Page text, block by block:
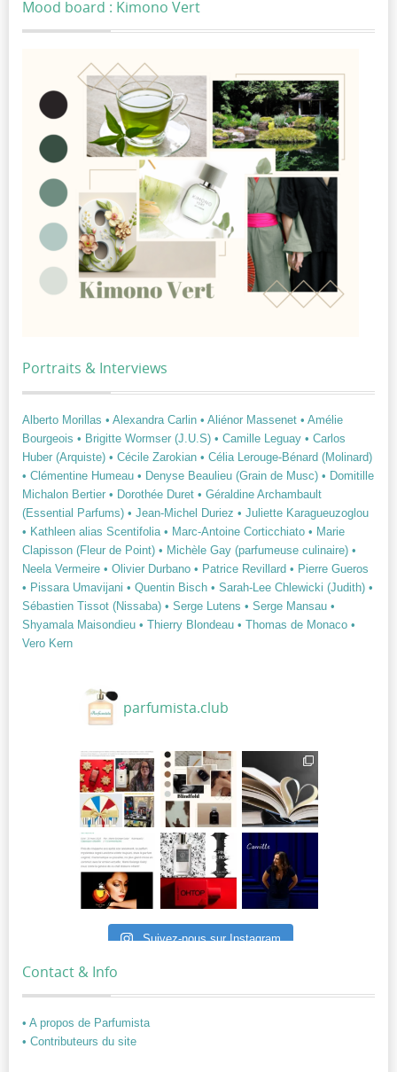
Mood board : Kimono Vert
Portraits & Interviews
Alberto Morillas • Alexandra Carlin • Aliénor Massenet • Amélie
Bourgeois • Brigitte Wormser (J.U.S) • Camille Leguay • Carlos
Huber (Arquiste) • Cécile Zarokian • Célia Lerouge-Bénard (Molinard)
• Clémentine Humeau • Denyse Beaulieu (Grain de Musc) • Domitille
Michalon Bertier • Dorothée Duret • Géraldine Archambault
(Essential Parfums) • Jean-Michel Duriez • Juliette Karagueuzoglou
• Kathleen alias Scentifolia • Marc-Antoine Corticchiato • Marie
Clapisson (Fleur de Point) • Michèle Gay (parfumeuse culinaire) •
Neela Vermeire • Olivier Durbano • Patrice Revillard • Pierre Gueros
• Pissara Umavijani • Quentin Bisch • Sarah-Lee Chlewicki (Judith) •
Sébastien Tissot (Nissaba) • Serge Lutens • Serge Mansau •
Shyamala Maisondieu • Thierry Blondeau • Thomas de Monaco •
Vero Kern
parfumista.club
Suivez-nous sur Instagram
Contact & Info
• A propos de Parfumista
• Contributeurs du site